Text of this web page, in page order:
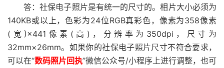
答：社保电子照片是有统一的尺寸的。相片大小必须为
140KB或以上，色彩为24位RGB真彩色，像素为358像素
(宽)×441像素(高)，分辨率为350dpi，尺寸为
32mm×26mm。如果你的社保电子照片尺寸不符合要求，
可以在“数码照片回执”微信公众号/小程序上进行调整，也可